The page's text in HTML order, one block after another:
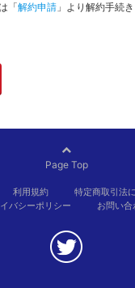
「解約申請 」より解約手続
Page Top
利用規約
特定商取引法
バシーポリシー
お問い合